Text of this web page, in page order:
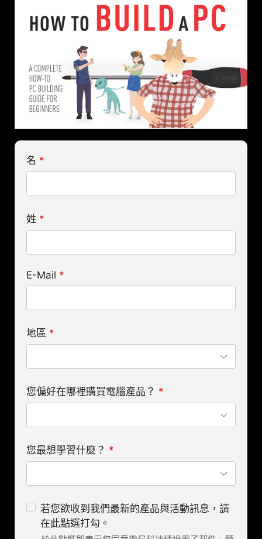
名 *
姓 *
E-Mail *
地區 *
您偏好在哪裡購買電腦產品？ *
您最想學習什麼？ *
若您欲收到我們最新的產品與活動訊息，請
在此點選打勾。